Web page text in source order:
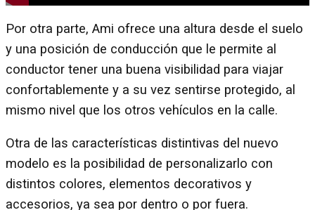
Por otra parte, Ami ofrece una altura desde el suelo
y una posición de conducción que le permite al
conductor tener una buena visibilidad para viajar
confortablemente y a su vez sentirse protegido, al
mismo nivel que los otros vehículos en la calle.
Otra de las características distintivas del nuevo
modelo es la posibilidad de personalizarlo con
distintos colores, elementos decorativos y
accesorios, ya sea por dentro o por fuera.